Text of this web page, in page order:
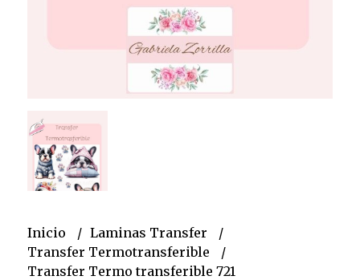
Inicio
Laminas Transfer
Transfer Termotransferible
Transfer Termo transferible 721